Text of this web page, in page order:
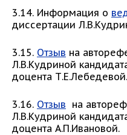
3.14. Информация о
диссертации
3.15. Отзыв на
Л.В.Кудриной
доцента Т.Е.Лебедевой.
3.16. Отзыв на
Л.В.Кудриной
доцента А.П.Ивановой.